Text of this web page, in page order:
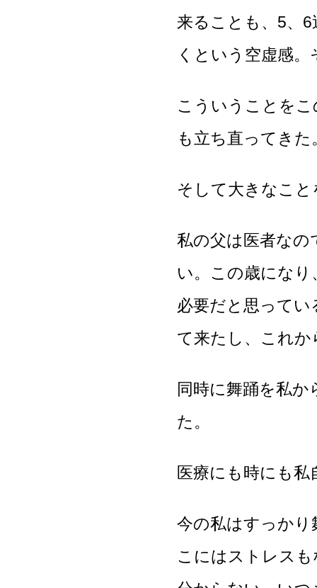
来ることも、5、
くという空虚感
こういうことを
も立ち直ってきた
そして大きなこ
私の父は医者なの
い。この歳にな
必要だと思って
て来たし、これ
同時に舞踊を私
た。
医療にも時にも
今の私はすっか
こにはストレス